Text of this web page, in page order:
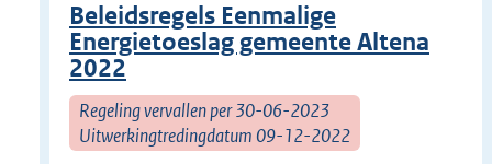
Beleidsregels Eenmalige
Energietoeslag gemeente Altena
2022
Regeling vervallen per 30-06-2023
Uitwerkingtredingdatum 09-12-2022